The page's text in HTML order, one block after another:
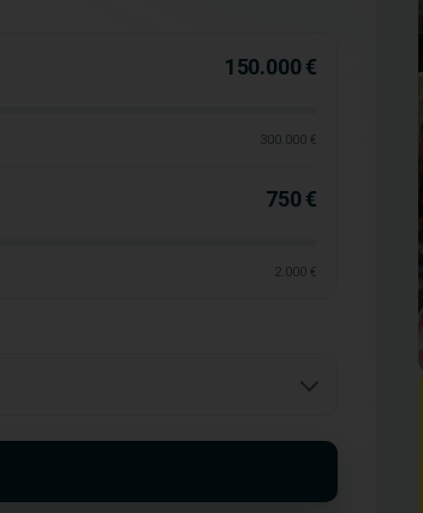
150.000 €
300.000 €
750 €
2.000 €